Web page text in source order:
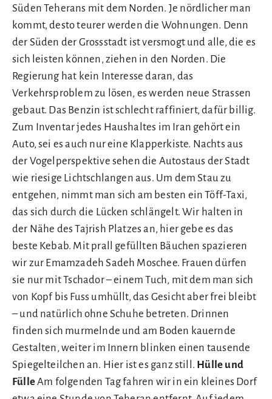
Süden Teherans mit dem Norden. Je nördlicher man
kommt, desto teurer werden die Wohnungen. Denn
der Süden der Grossstadt ist versmogt und alle, die es
sich leisten können, ziehen in den Norden. Die
Regierung hat kein Interesse daran, das
Verkehrsproblem zu lösen, es werden neue Strassen
gebaut. Das Benzin ist schlecht raffiniert, dafür billig.
Zum Inventar jedes Haushaltes im Iran gehört ein
Auto, sei es auch nur eine Klapperkiste. Nachts aus
der Vogelperspektive sehen die Autostaus der Stadt
wie riesige Lichtschlangen aus. Um dem Stau zu
entgehen, nimmt man sich am besten ein Töff-Taxi,
das sich durch die Lücken schlängelt. Wir halten in
der Nähe des Tajrish Platzes an, hier gebe es das
beste Kebab. Mit prall gefüllten Bäuchen spazieren
wir zur Emamzadeh Sadeh Moschee. Frauen dürfen
sie nur mit Tschador – einem Tuch, mit dem man sich
von Kopf bis Fuss umhüllt, das Gesicht aber frei bleibt
– und natürlich ohne Schuhe betreten. Drinnen
finden sich murmelnde und am Boden kauernde
Gestalten, weiter im Innern blinken einen tausende
Spiegelteilchen an. Hier ist es ganz still. Hülle und
FülleAm folgenden Tag fahren wir in ein kleines Dorf